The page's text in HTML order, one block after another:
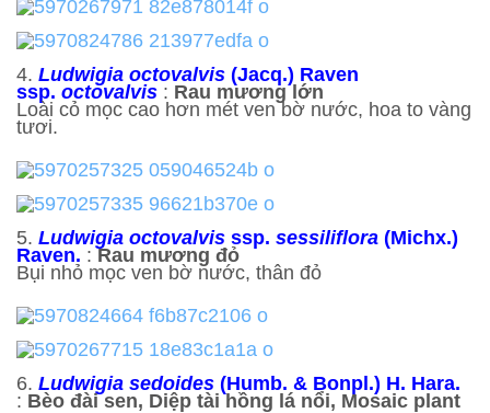
4. Ludwigia octovalvis (Jacq.) Raven
ssp. octovalvis : Rau mương lớn
Loài cỏ mọc cao hơn mét ven bờ nước, hoa to vàng
tươi.
5. Ludwigia octovalvis ssp. sessiliflora (Michx.)
Raven. :Rau mương đỏ
Bụi nhỏ mọc ven bờ nước, thân đỏ
6. Ludwigia sedoides (Humb. & Bonpl.) H. Hara.
: Bèo đài sen, Diệp tài hồng lá nổi, Mosaic plant